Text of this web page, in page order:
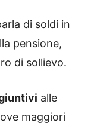
di soldi in
pensione,
di sollievo.
alle
maggiori